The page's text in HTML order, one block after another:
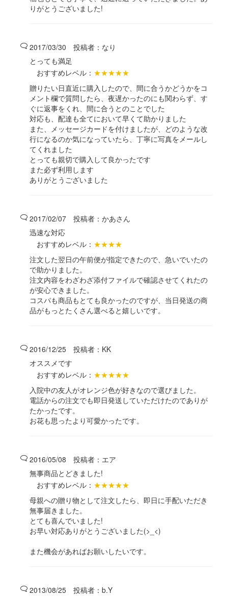
りがとうございました!
2017/03/30 投稿者： なり
とっても満足
おすすめレベル： ★★★★★
贈りたい日直近に購入したので、間に合うかどうかをコ
メント欄で質問したら、夜遅かったのにも関わらず、す
ぐに返事をくれ、間に合うとのことでした
対応も、配達も全てにおいて早くて助かりました
また、メッセージカードを付けましたが、どのような改
行になるのか気になっていたら、丁寧に写真をメールし
てくれました
とっても親切で購入して良かったです
また必ず利用します
ありがとうございました
2017/02/07 投稿者：かあさん
迅速な対応
おすすめレベル： ★★★★
注文した翌日の午前便が指定できたので、急いでいたの
で助かりました。
注文内容をわざわざ添付ファイルで確認させてくれたの
が安心できました。
コスパも商品もとても良かったのですが、当日発送の商
品がもっとたくさん選べると嬉しいです。
2016/12/25 投稿者： KK
オススメです
おすすめレベル： ★★★★★
入院中の友人がオレンジ色が好きなので選びました。
電話からの注文でも即日発送していただけたのでありが
たかったです。
お花も思ったより可愛かったです。
2016/05/08 投稿者： エア
無事商品とどきました!
おすすめレベル： ★★★★★
母親への贈り物として注文したら、即日に手配いただき
無事届きました。
とても喜んでいました!
お早い対応ありがとうございました(>_<)
また機会があればお願いしたいです。
2013/08/25 投稿者：b.Y